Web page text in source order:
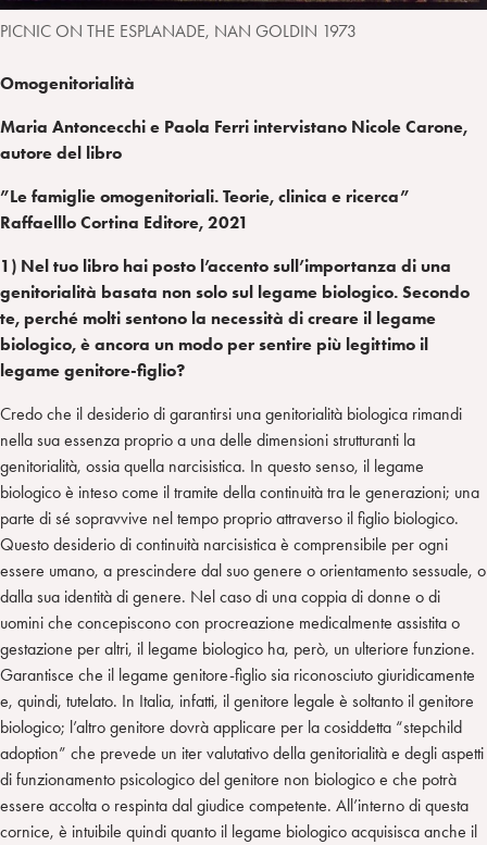
PICNIC ON THE ESPLANADE, NAN GOLDIN 1973
Omogenitorialità
Maria Antoncecchi e Paola Ferri intervistano Nicole Carone,
autore del libro
”Le famiglie omogenitoriali. Teorie, clinica e ricerca”
Raffaelllo Cortina Editore, 2021
1) Nel tuo libro hai posto l’accento sull’importanza di una
genitorialità basata non solo sul legame biologico. Secondo
te, perché molti sentono la necessità di creare il legame
biologico, è ancora un modo per sentire più legittimo il
legame genitore-figlio?
Credo che il desiderio di garantirsi una genitorialità biologica rimandi
nella sua essenza proprio a una delle dimensioni strutturanti la
genitorialità, ossia quella narcisistica. In questo senso, il legame
biologico è inteso come il tramite della continuità tra le generazioni; una
parte di sé sopravvive nel tempo proprio attraverso il figlio biologico.
Questo desiderio di continuità narcisistica è comprensibile per ogni
essere umano, a prescindere dal suo genere o orientamento sessuale, o
dalla sua identità di genere. Nel caso di una coppia di donne o di
uomini che concepiscono con procreazione medicalmente assistita o
gestazione per altri, il legame biologico ha, però, un ulteriore funzione.
Garantisce che il legame genitore-figlio sia riconosciuto giuridicamente
e, quindi, tutelato. In Italia, infatti, il genitore legale è soltanto il genitore
biologico; l’altro genitore dovrà applicare per la cosiddetta “stepchild
adoption” che prevede un iter valutativo della genitorialità e degli aspetti
di funzionamento psicologico del genitore non biologico e che potrà
essere accolta o respinta dal giudice competente. All’interno di questa
cornice, è intuibile quindi quanto il legame biologico acquisisca anche il